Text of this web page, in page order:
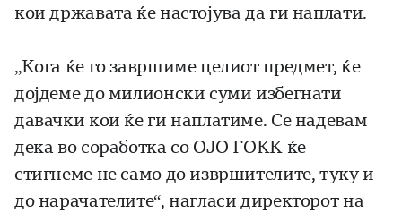
кои државата ќе настојува да ги наплати.
„Кога ќе го завршиме целиот предмет, ќе
дојдеме до милионски суми избегнати
давачки кои ќе ги наплатиме. Се надевам
дека во соработка со ОЈО ГОКК ќе
стигнеме не само до извршителите, туку и
до нарачателите“, нагласи директорот на